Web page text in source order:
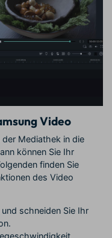
Video
Mediathek in die
können Sie Ihr
finden Sie
des Video
schneiden Sie Ihr